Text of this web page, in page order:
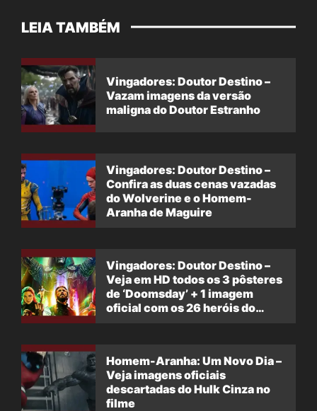
LEIA TAMBÉM
Vingadores: Doutor Destino –
Vazam imagens da versão
maligna do Doutor Estranho
Vingadores: Doutor Destino –
Confira as duas cenas vazadas
do Wolverine e o Homem-
Aranha de Maguire
Vingadores: Doutor Destino –
Veja em HD todos os 3 pôsteres
de ‘Doomsday’ + 1 imagem
oficial com os 26 heróis do
Homem-Aranha: Um Novo Dia –
Veja imagens oficiais
descartadas do Hulk Cinza no
filme